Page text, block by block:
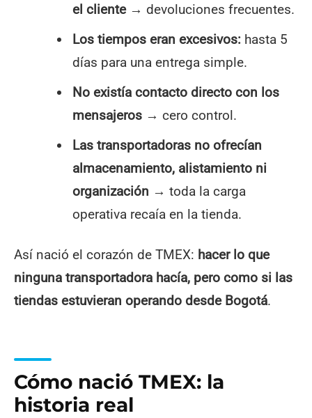
el cliente→ devoluciones frecuentes.
Los tiempos eran excesivos: hasta 5
días para una entrega simple.
No existía contacto directo con los
mensajeros→ cero control.
Las transportadoras no ofrecían
almacenamiento, alistamiento ni
organización → toda la carga
operativa recaía en la tienda.
Así nació el corazón de TMEX: hacer lo que
ninguna transportadora hacía, pero como si las
tiendas estuvieran operando desde Bogotá.
Cómo nació TMEX: la
historia real